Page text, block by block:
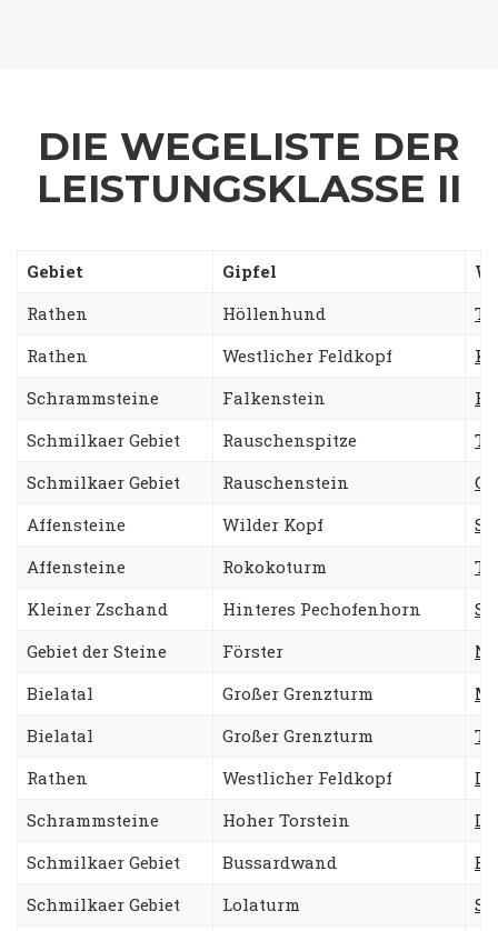
DIE WEGELISTE DER
LEISTUNGSKLASSE II
Gebiet Gipfel
Rathen
Höllenhund
Rathen
Westlicher Feldkopf
Schrammsteine
Falkenstein
Schmilkaer Gebiet
Rauschenspitze
Schmilkaer Gebiet
Rauschenstein
Affensteine
Wilder Kopf
Affensteine
Rokokoturm
Kleiner Zschand
Hinteres Pechofenhorn
Gebiet der Steine
Förster
Bielatal
Großer Grenzturm
Bielatal
Großer Grenzturm
Rathen
Westlicher Feldkopf
Schrammsteine
Hoher Torstein
Schmilkaer Gebiet
Bussardwand
Schmilkaer Gebiet
Lolaturm